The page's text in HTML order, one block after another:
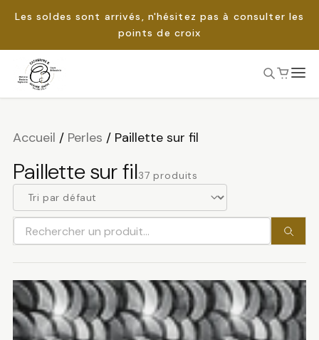
Les soldes sont arrivés, n'hésitez pas à consulter les
points de croix
Passer
Accueil / Perles / Paillette sur fil
Paillette sur fil37 produits
Rechercher
un
produit